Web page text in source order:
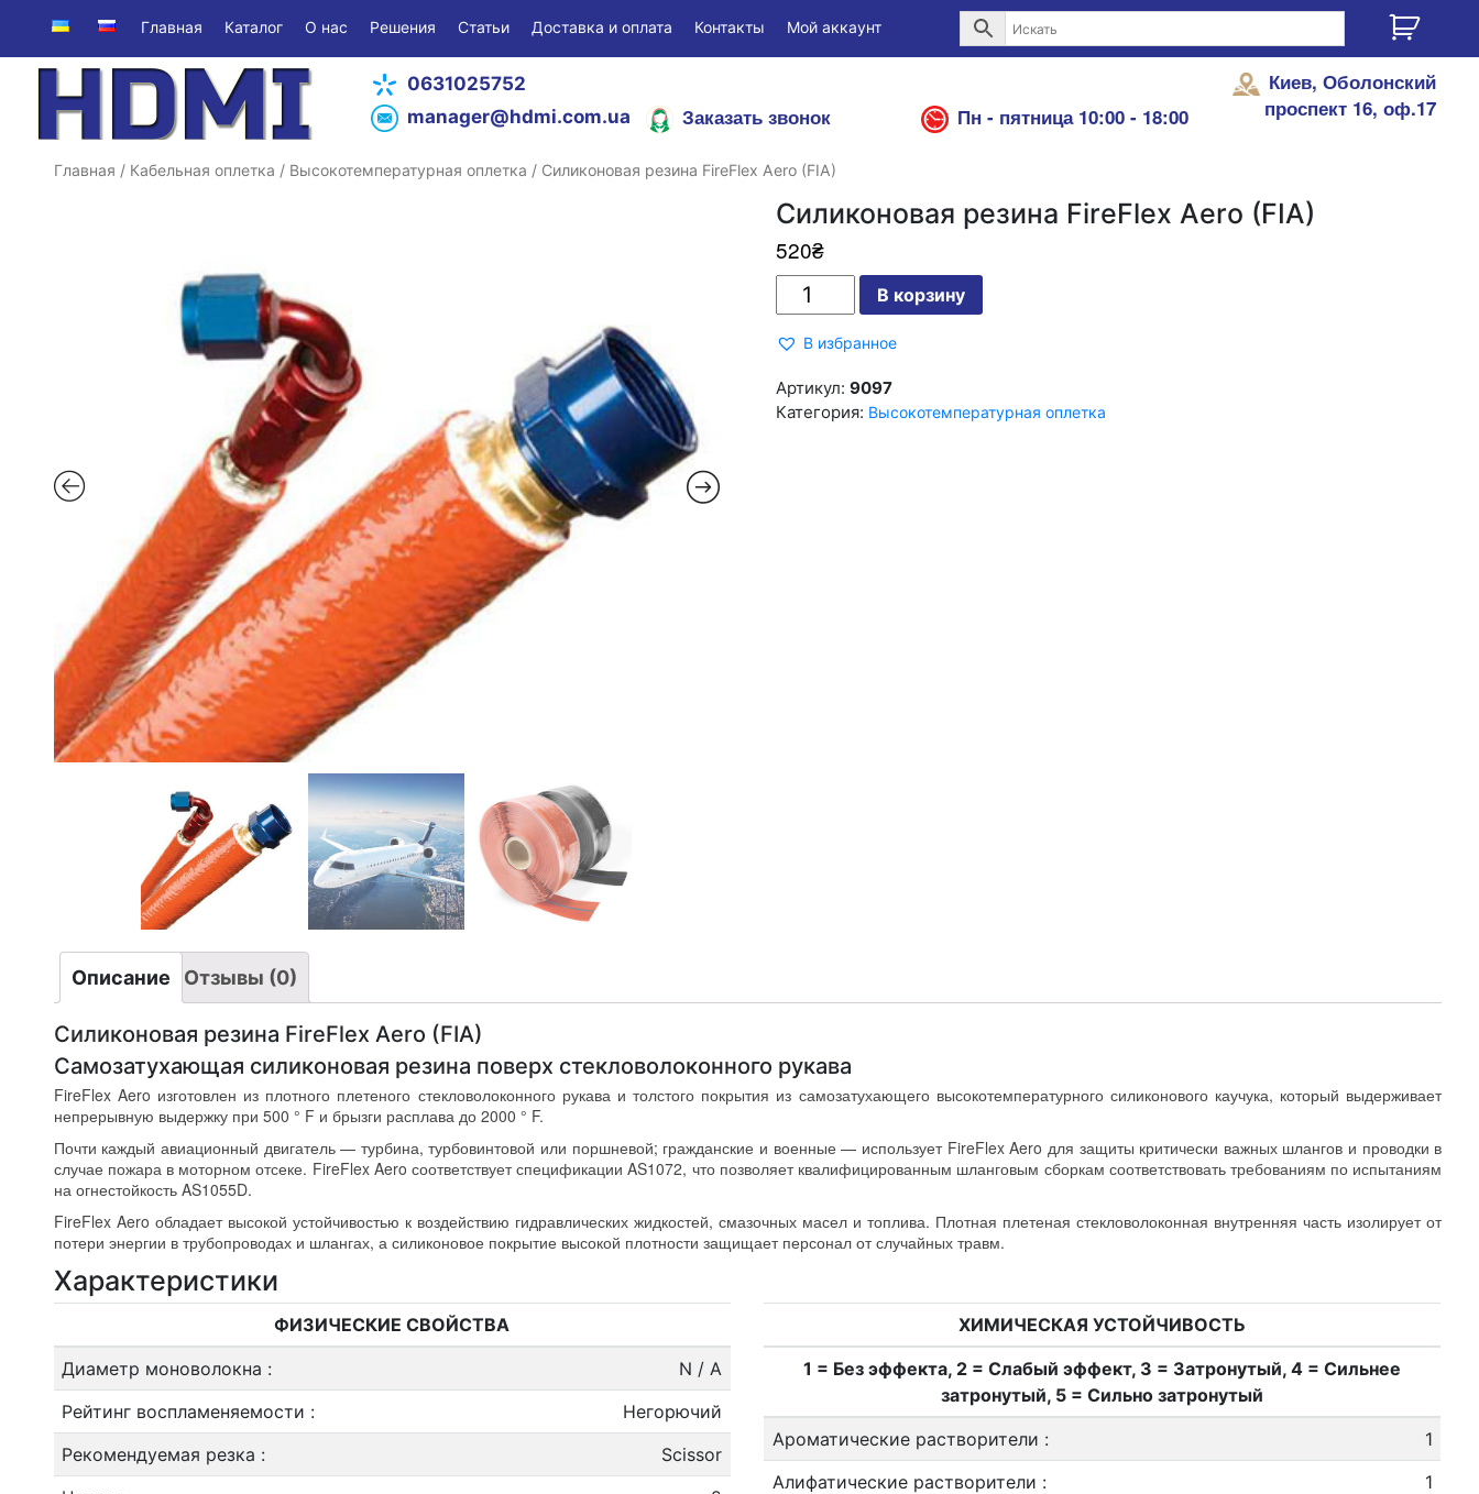
Главная Каталог О нас Решения Статьи Доставка и оплата Контакты Мой аккаунт
0631025752
manager@hdmi.com.ua
Заказать звонок Пн - пятница 10:00 - 18:00
Киев, Оболонский
проспект 16, оф.17
Главная / Кабельная оплетка / Высокотемпературная оплетка / Силиконовая резина FireFlex Aero (FIA)
Силиконовая резина FireFlex Aero (FIA)
520₴
резина
Aero
В корзину
В избранное
Артикул: 9097
Категория: Высокотемпературная оплетка
Описание Отзывы (0)
Силиконовая резина FireFlex Aero (FIA)
Самозатухающая силиконовая резина поверх стекловолоконного рукава
FireFlex Aero изготовлен из плотного плетеного стекловолоконного рукава и толстого покрытия из самозатухающего высокотемпературного силиконового каучука, который выдерживает
непрерывную выдержку при 500 ° F и брызги расплава до 2000 ° F.
Почти каждый авиационный двигатель — турбина, турбовинтовой или поршневой; гражданские и военные — использует FireFlex Aero для защиты критически важных шлангов и проводки в
случае пожара в моторном отсеке. FireFlex Aero соответствует спецификации AS1072, что позволяет квалифицированным шланговым сборкам соответствовать требованиям по испытаниям
на огнестойкость AS1055D.
FireFlex Aero обладает высокой устойчивостью к воздействию гидравлических жидкостей, смазочных масел и топлива. Плотная плетеная стекловолоконная внутренняя часть изолирует от
потери энергии в трубопроводах и шлангах, а силиконовое покрытие высокой плотности защищает персонал от случайных травм.
Характеристики
ФИЗИЧЕСКИЕ СВОЙСТВА
Диаметр моноволокна :
N / A
Рейтинг воспламеняемости :
Негорючий
Рекомендуемая резка :
Scissor
ХИМИЧЕСКАЯ УСТОЙЧИВОСТЬ
1 = Без эффекта, 2 = Слабый эффект, 3 = Затронутый, 4 = Сильнее
затронутый, 5 = Сильно затронутый
Ароматические растворители :
1
Алифатические растворители :
1